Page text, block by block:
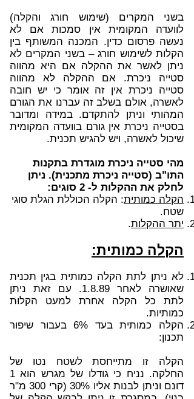
בשני המקרים (שימוש חורג והקלה)
לוועדה המקומית אין סמכות אם לא
נעשה פרסום כדין. המכנה המשותף בין
הקלות לשימוש חורג – בשני המקרים לא
ניתן לאשר את ההקלה אם היא מהווה
סטייה ניכרת. אם ההקלה לא מהווה
סטייה ניכרת אין זה אומר כי יש חובה
לאשרה, אולם בשלב זה עברנו את הגורם
המהותי וניתן להתקדם. במידה ומדובר
בסטייה ניכרת אין גורם בוועדה המקומית
שיכול לאשרה, ויש להגיש תכנית.
מהי סטייה ניכרת מוגדרת בתקנות
התו"ב (סטייה ניכרת מתכנית). ניתן
לחלק את ההקלות ל- 2 סוגים:
הקלה כמותית: הקלה הכוללת הגלת סוגי
שטח.
יתר ההקלות.
הקלה כמותית:
לא ניתן לתת הקלה כמותית בגין תכנית
שאושרה לאחר 1.8.89. עם זאת ניתן
לתת כל הקלה אחרת למעט הקלות
כמותיות.
הקלה כמותית בעד 6% בעבור שיפור
תכנון:
הקלה זו מתייחסת לשטח נטו של
החלקה. נניח כי גודלו של מגרש הוא 1
דונם וניתן לבנות אליו 30% (קרי 300 מ"ר